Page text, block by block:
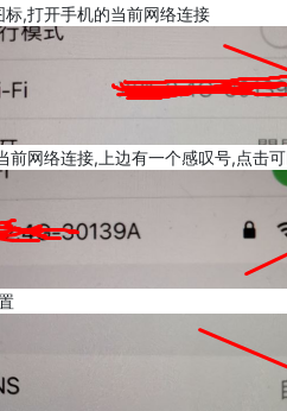
,打开手机的当前网络连接
前网络连接,上边有一个感叹号,点击